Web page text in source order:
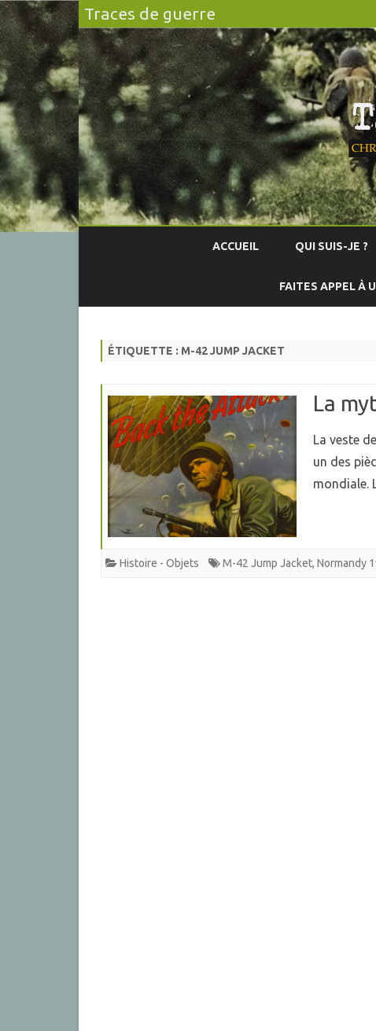
Traces de guerre
ACCUEIL QUI SUIS-JE ?
FAITES APPEL À
ÉTIQUETTE : M-42 JUMP JACKET
La
La veste
un des
mondiale.
Histoire - Objets M-42 Jump Jacket, Normandy